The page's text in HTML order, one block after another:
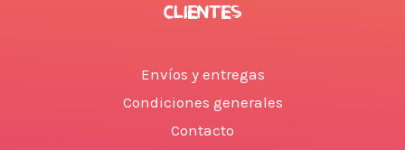
CLIENTES
Envíos y entregas
Condiciones generales
Contacto